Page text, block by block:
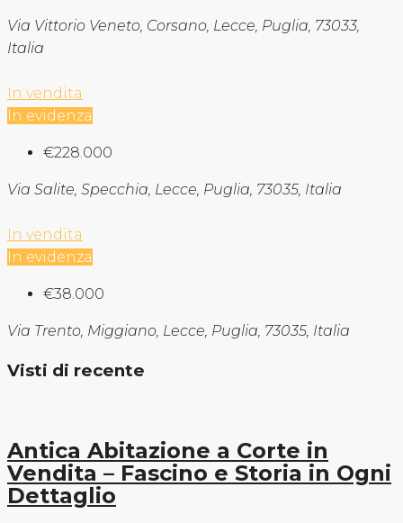
Via Vittorio Veneto, Corsano, Lecce, Puglia, 73033,
Italia
In vendita
In evidenza
€228.000
Via Salite, Specchia, Lecce, Puglia, 73035, Italia
In vendita
In evidenza
€38.000
Via Trento, Miggiano, Lecce, Puglia, 73035, Italia
Visti di recente
Antica Abitazione a Corte in
Vendita – Fascino e Storia in Ogni
Dettaglio